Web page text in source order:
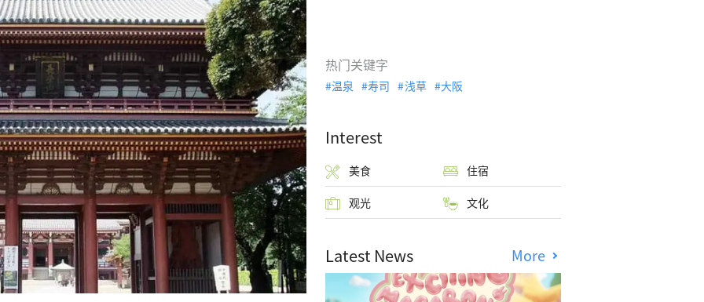
热门关键字
温泉 寿司 浅草 大阪
Interest
美食 住宿
观光 文化
Latest News More